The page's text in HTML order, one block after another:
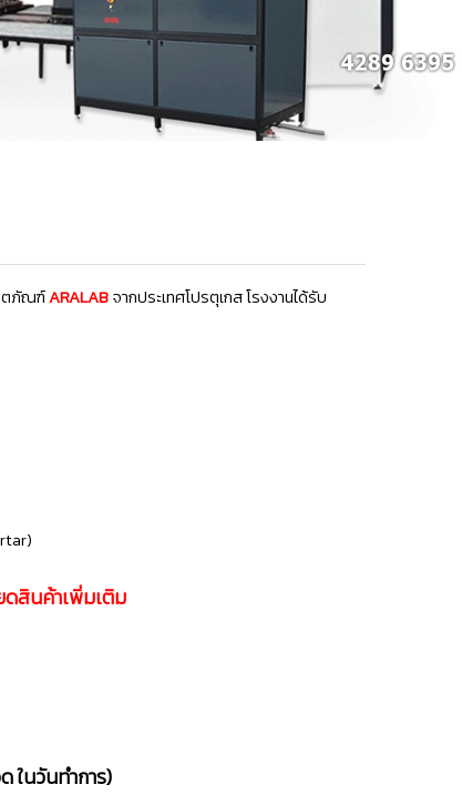
ตภัณฑ์ARALAB จากประเทศโปรตุเกสโรงงานได้รับ
ดสินค้าเพิ่มเติม
ในวันทำการ)